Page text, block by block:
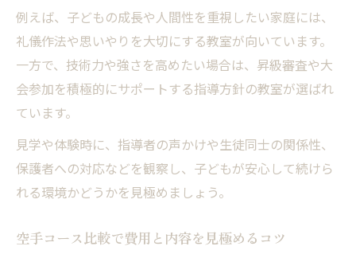
親子で楽しめる空手コース選びのポイント
空手初心者でも安心な教室の選び方とは
親子空手コースの魅力と続けやすさを解説
初心者が選ぶべき空手コースの特徴を紹介
方
空手コース比較で見極める理想の学び方
空手コース比較で重視したい学び方の違い
ト
例えば、子どもの成長や人間性を重視したい家庭には、
礼儀作法や思いやりを大切にする教室が向いています。
一方で、技術力や強さを高めたい場合は、昇級審査や大
会参加を積極的にサポートする指導方針の教室が選ばれ
ています。
見学や体験時に、指導者の声かけや生徒同士の関係性、
保護者への対応などを観察し、子どもが安心して続けら
れる環境かどうかを見極めましょう。
空手コース比較で費用と内容を見極めるコツ